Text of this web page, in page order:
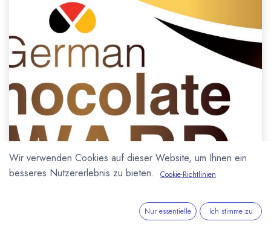
Wir verwenden Cookies auf dieser Website, um Ihnen ein
besseres Nutzererlebnis zu bieten.
Cookie-Richtlinien
Nur essentielle Ich stimme zu